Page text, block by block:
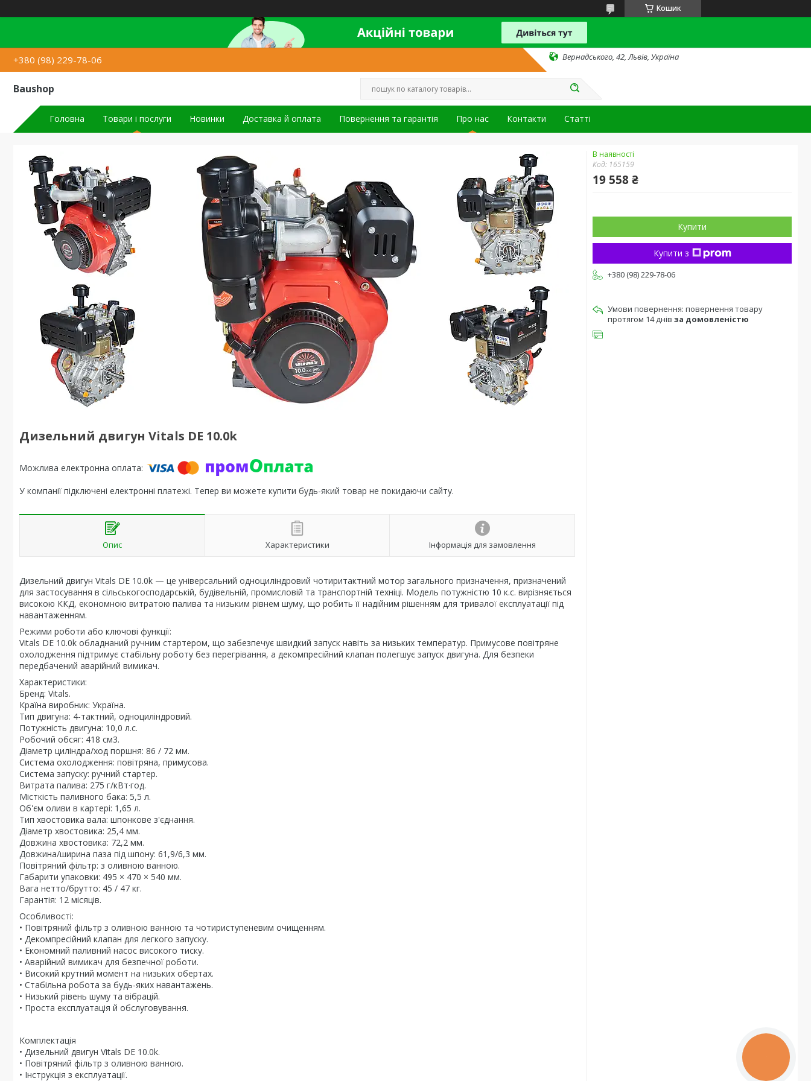
Кошик
+380 (98) 229-78-06 Вернадського, 42, Львів, Україна
Baushop
Головна Товари і послуги Новинки Доставка й оплата Повернення та гарантія Про нас Контакти Статті
Дизельний двигун Vitals DE 10.0k
У компанії підключені електронні платежі. Тепер ви можете купити будь-який товар не покидаючи сайту.
Опис Характеристики Інформація для замовлення
Дизельний двигун Vitals DE 10.0k — це універсальний одноциліндровий чотиритактний мотор загального призначення, призначений
для застосування в сільськогосподарській, будівельній, промисловій та транспортній техніці. Модель потужністю 10 к.с. вирізняється
високою ККД, економною витратою палива та низьким рівнем шуму, що робить її надійним рішенням для тривалої експлуатації під
навантаженням.
Режими роботи або ключові функції:
Vitals DE 10.0k обладнаний ручним стартером, що забезпечує швидкий запуск навіть за низьких температур. Примусове повітряне
охолодження підтримує стабільну роботу без перегрівання, а декомпресійний клапан полегшує запуск двигуна. Для безпеки
передбачений аварійний вимикач.
Характеристики:
Бренд: Vitals.
Країна виробник: Україна.
Тип двигуна: 4-тактний, одноциліндровий.
Потужність двигуна: 10,0 л.с.
Робочий обсяг: 418 см3.
Діаметр циліндра/ход поршня: 86 / 72 мм.
Система охолодження: повітряна, примусова.
Система запуску: ручний стартер.
Витрата палива: 275 г/кВт·год.
Місткість паливного бака: 5,5 л.
Об'єм оливи в картері: 1,65 л.
Тип хвостовика вала: шпонкове з'єднання.
Діаметр хвостовика: 25,4 мм.
Довжина хвостовика: 72,2 мм.
Довжина/ширина паза під шпону: 61,9/6,3 мм.
Повітряний фільтр: з оливною ванною.
Габарити упаковки: 495 × 470 × 540 мм.
Вага нетто/брутто: 45 / 47 кг.
Гарантія: 12 місяців.
Особливості:
• Повітряний фільтр з оливною ванною та чотириступеневим очищенням.
• Декомпресійний клапан для легкого запуску.
• Економний паливний насос високого тиску.
• Аварійний вимикач для безпечної роботи.
• Високий крутний момент на низьких обертах.
• Стабільна робота за будь-яких навантажень.
• Низький рівень шуму та вібрацій.
• Проста експлуатація й обслуговування.
Комплектація
• Дизельний двигун Vitals DE 10.0k.
• Повітряний фільтр з оливною ванною.
• Інструкція з експлуатації.
В наявності
Код: 165159
19 558 ₴
Купити
Купити з
+380 (98) 229-78-06
повернення товару
протягом 14 днів за домовленістю